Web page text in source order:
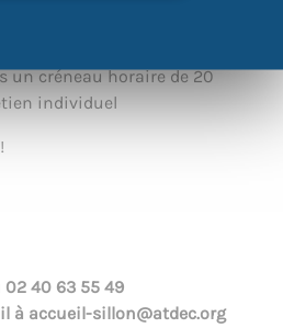
un créneau horaire de 20
individuel
02 40 63 55 49
à accueil-sillon@atdec.org